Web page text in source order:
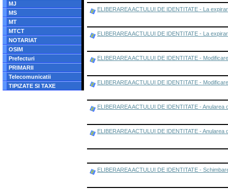
MJ
MS
MT
MTCT
NOTARIAT
OSIM
Prefecturi
PRIMARII
Telecomunicatii
TIPIZATE SI TAXE
ELIBERAREA ACTULUI DE IDENTITATE - La
ELIBERAREA ACTULUI DE IDENTITATE - La
ELIBERAREA ACTULUI DE IDENTITATE -
ELIBERAREA ACTULUI DE IDENTITATE -
ELIBERAREA ACTULUI DE IDENTITATE -
ELIBERAREA ACTULUI DE IDENTITATE -
ELIBERAREA ACTULUI DE IDENTITATE -